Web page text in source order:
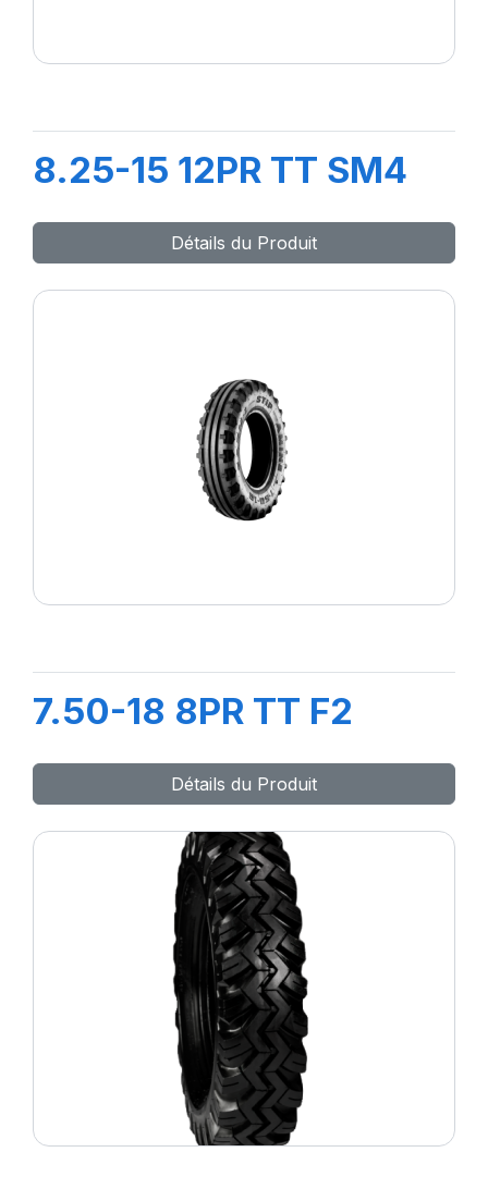
8.25-15 12PR TT SM4
Détails du Produit
7.50-18 8PR TT F2
Détails du Produit